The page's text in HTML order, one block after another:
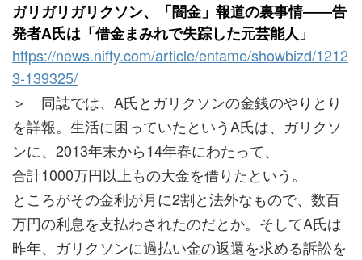
ガリガリガリクソン、「闇金」報道の裏事情――告
発者A氏は「借金まみれで失踪した元芸能人」
https://news.nifty.com/article/entame/showbizd/1212
3-139325/
＞ 同誌では、A氏とガリクソンの金銭のやりとり
を詳報。生活に困っていたというA氏は、ガリクソ
ンに、2013年末から14年春にわたって、
合計1000万円以上もの大金を借りたという。
ところがその金利が月に2割と法外なもので、数百
万円の利息を支払わされたのだとか。そしてA氏は
昨年、ガリクソンに過払い金の返還を求める訴訟を